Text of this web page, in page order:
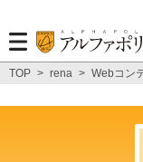
TOP > rena > Webコン